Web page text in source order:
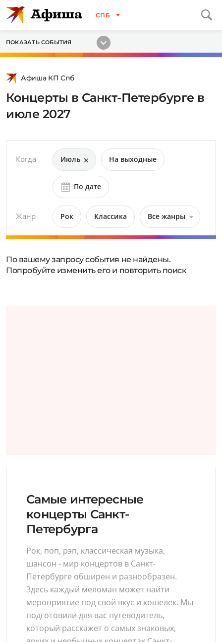
СПБ
ПОКАЗАТЬ СОБЫТИЯ
Афиша КП Спб
Концерты в Санкт-Петербурге в
июле 2027
Когда Июль На выходные
По дате
Жанр Рок Классика Все жанры
По вашему запросу события не найдены.
Попробуйте изменить его и повторить поиск
Самые интересные
концерты Санкт-
Петербурга
Рок, поп, рэп, классическая музыка,
шансон - мир концертов в Санкт-
Петербурге обширен и разнообразен.
Здесь каждый меломан может найти
мероприятие под свой вкус и кошелек. Мы
подготовили для вас путеводитель,
который расскажет о самых знаковых,